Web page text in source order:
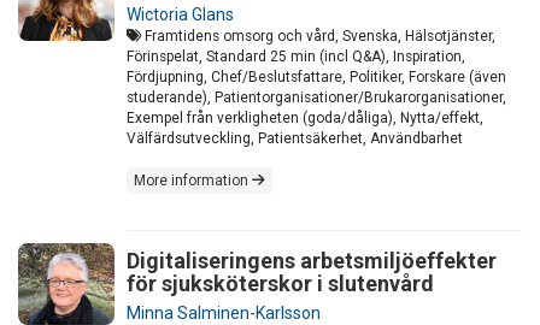
Wictoria Glans
Framtidens omsorg och vård, Svenska, Hälsotjänster,
Förinspelat, Standard 25 min (incl Q&A), Inspiration,
Fördjupning, Chef/Beslutsfattare, Politiker, Forskare (även
studerande), Patientorganisationer/Brukarorganisationer,
Exempel från verkligheten (goda/dåliga), Nytta/effekt,
Välfärdsutveckling, Patientsäkerhet, Användbarhet
More information
Digitaliseringens arbetsmiljöeffekter
för sjuksköterskor i slutenvård
Minna Salminen-Karlsson